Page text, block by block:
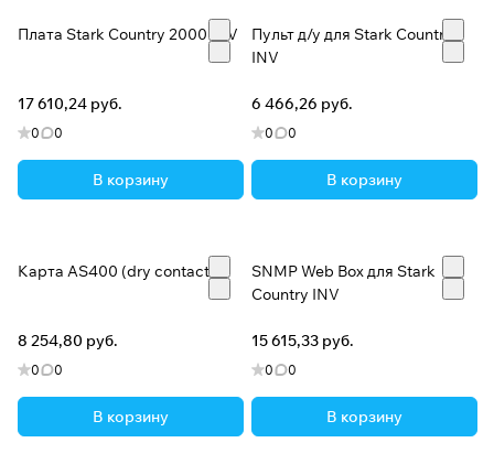
Плата Stark Country 2000 INV
17 610,24 руб.
0 0
В корзину
Пульт д/у для Stark Country
INV
6 466,26 руб.
0 0
В корзину
Карта AS400 (dry contact)
8 254,80 руб.
0 0
В корзину
SNMP Web Box для Stark
Country INV
15 615,33 руб.
0 0
В корзину